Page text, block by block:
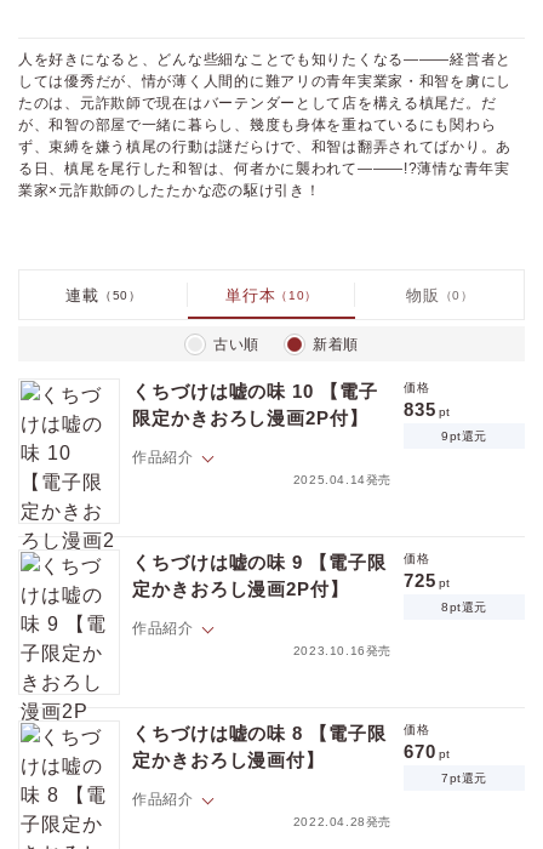
人を好きになると、どんな些細なことでも知りたくなる―――経営者と
しては優秀だが、情が薄く人間的に難アリの青年実業家・和智を虜にし
たのは、元詐欺師で現在はバーテンダーとして店を構える槙尾だ。だ
が、和智の部屋で一緒に暮らし、幾度も身体を重ねているにも関わら
ず、束縛を嫌う槙尾の行動は謎だらけで、和智は翻弄されてばかり。あ
る日、槙尾を尾行した和智は、何者かに襲われて―――!?薄情な青年実
業家×元詐欺師のしたたかな恋の駆け引き！
連載 （50） 単行本 （10） 物販 （0）
古い順 新着順
くちづけは嘘の味 10 【電子
限定かきおろし漫画2P付】
作品紹介
2025.04.14発売
価格
835 pt
9pt還元
二人でこれからもっと、幸せになるんだろ？
経営者としてはおそろしく優秀、だけど情が薄く人間的に難アリの青年
実業家・和智と元詐欺師のバーテンダー槙尾は恋人として共に過ごして
きた。
「幸せになろう」という和智に心を揺さぶられながら、最後の一歩が踏
み出せないでいる槙尾。
そんな矢先に和智が行方不明になる。捕らわれた和智の前には、和智に
恋したという美少女が…??
一方、槙尾のバーには古巣・竜征会の内紛を仕組んだらしき美青年が訪
れ、全ては槙尾のためだと仄めかし……!?
離れ離れになった槙尾と和智は互いを救うことができるのか――…
くち嘘シリーズファイナル!!
★初出時のカラーを完全収録!!
くちづけは嘘の味 9 【電子限
定かきおろし漫画2P付】
作品紹介
2023.10.16発売
価格
725 pt
8pt還元
明日も明後日も
その先もずっと一緒にいたい
経営者としてはおそろしく優秀、だけど情が薄く人間的に難アリの青年
実業家・和智と
元詐欺師のバーテンダー槙尾は恋人同士。
二人の周りにはトラブルが絶えないが、和智の槙尾への愛情は揺るがな
くちづけは嘘の味 8 【電子限
定かきおろし漫画付】
作品紹介
2022.04.28発売
価格
670 pt
7pt還元